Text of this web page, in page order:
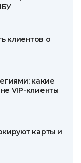
клиентов о
какие
VIP-клиенты
карты и